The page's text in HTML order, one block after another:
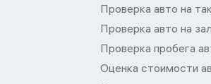
Проверка авто на
Проверка авто на
Проверка пробега
Оценка стоимости